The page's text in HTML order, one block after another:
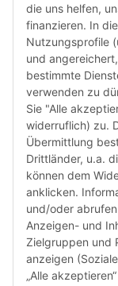
Weiter
die uns helfen,
finanzieren. In
Nutzungsprofile
und
bestimmte
verwenden zu
Sie "Alle
widerruflich) zu.
Übermittlung
Drittländer, u.a.
können dem
anklicken.
und/oder
Anzeigen- und
Zielgruppen und
anzeigen
„Alle